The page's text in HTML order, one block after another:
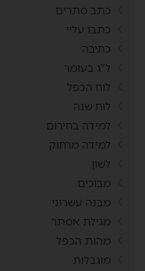
כתב סתרים
כתבו עליי
כתיבה
ל"ג בעומר
לוח הכפל
לוח שנה
למידה בחירום
למידה מרחוק
לשון
מבוכים
מבנה עשרוני
מגילת אסתר
מהות הכפל
מוגבלות